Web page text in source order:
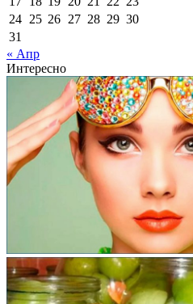
24 25 26 27 28 29 30
31
« Апр
Интересно